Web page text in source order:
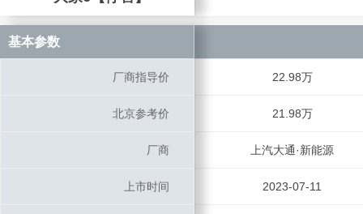
基本参数
厂商指导价 22.98万
北京参考价 21.98万
厂商 上汽大通·新能源
上市时间 2023-07-11
基本参数
厂商指导价
北京参考价
厂商
上市时间